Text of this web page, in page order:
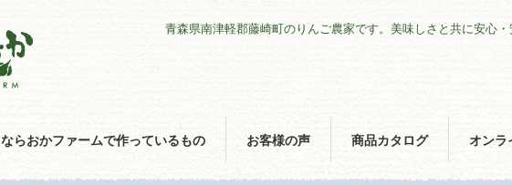
青森県南津軽郡藤崎町のりんご農家です。美味しさと共に安心
ならおかファームで作っているもの お客様の声 商品カタログ オンラ